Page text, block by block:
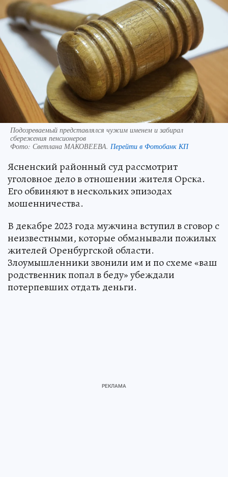
Подозреваемый представлялся чужим именем и забирал
сбережения пенсионеров
Фото: Светлана МАКОВЕЕВА. Перейти в Фотобанк КП
Ясненский районный суд рассмотрит
уголовное дело в отношении жителя Орска.
Его обвиняют в нескольких эпизодах
мошенничества.
В декабре 2023 года мужчина вступил в сговор с
неизвестными, которые обманывали пожилых
жителей Оренбургской области.
Злоумышленники звонили им и по схеме «ваш
родственник попал в беду» убеждали
потерпевших отдать деньги.